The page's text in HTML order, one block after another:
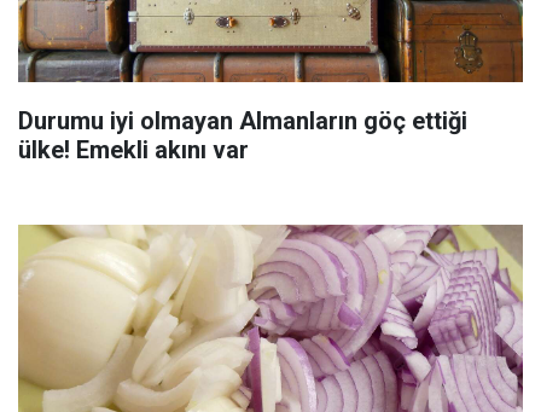
Durumu iyi olmayan Almanların göç ettiği
ülke! Emekli akını var